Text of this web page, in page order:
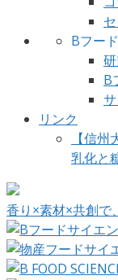
Bフー
B
リンク
【信
乳化と
香り×素材×共創で